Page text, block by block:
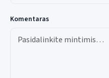
Komentaras